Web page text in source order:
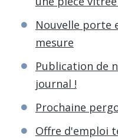
Nouvelle porte
mesure
Publication de
journal !
Prochaine
Offre d'emploi